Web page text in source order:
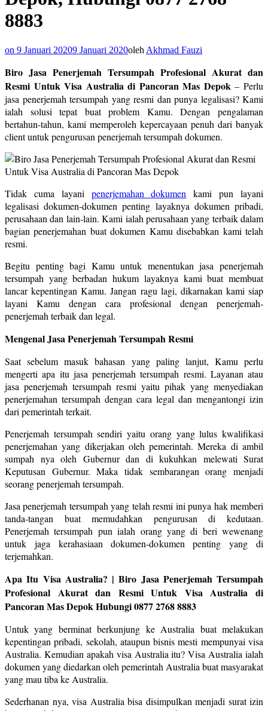
8883
on 9 Januari 20209 Januari 2020oleh Akhmad Fauzi
Biro Jasa Penerjemah Tersumpah Profesional Akurat dan
Resmi Untuk Visa Australia di Pancoran Mas Depok – Perlu
jasa penerjemah tersumpah yang resmi dan punya legalisasi? Kami
ialah solusi tepat buat problem Kamu. Dengan pengalaman
bertahun-tahun, kami memperoleh kepercayaan penuh dari banyak
client untuk pengurusan penerjemah tersumpah dokumen.
Tidak cuma layani penerjemahan dokumen kami pun layani
legalisasi dokumen-dokumen penting layaknya dokumen pribadi,
perusahaan dan lain-lain. Kami ialah perusahaan yang terbaik dalam
bagian penerjemahan buat dokumen Kamu disebabkan kami telah
resmi.
Begitu penting bagi Kamu untuk menentukan jasa penerjemah
tersumpah yang berbadan hukum layaknya kami buat membuat
lancar kepentingan Kamu. Jangan ragu lagi, dikarnakan kami siap
layani Kamu dengan cara profesional dengan penerjemah-
penerjemah terbaik dan legal.
Mengenal Jasa Penerjemah Tersumpah Resmi
Saat sebelum masuk bahasan yang paling lanjut, Kamu perlu
mengerti apa itu jasa penerjemah tersumpah resmi. Layanan atau
jasa penerjemah tersumpah resmi yaitu pihak yang menyediakan
penerjemahan tersumpah dengan cara legal dan mengantongi izin
dari pemerintah terkait.
Penerjemah tersumpah sendiri yaitu orang yang lulus kwalifikasi
penerjemahan yang dikerjakan oleh pemerintah. Mereka di ambil
sumpah nya oleh Gubernur dan di kukuhkan melewati Surat
Keputusan Gubernur. Maka tidak sembarangan orang menjadi
seorang penerjemah tersumpah.
Jasa penerjemah tersumpah yang telah resmi ini punya hak memberi
tanda-tangan buat memudahkan pengurusan di kedutaan.
Penerjemah tersumpah pun ialah orang yang di beri wewenang
untuk jaga kerahasiaan dokumen-dokumen penting yang di
terjemahkan.
Apa Itu Visa Australia? | Biro Jasa Penerjemah Tersumpah
Profesional Akurat dan Resmi Untuk Visa Australia di
Pancoran Mas Depok Hubungi 0877 2768 8883
Untuk yang berminat berkunjung ke Australia buat melakukan
kepentingan pribadi, sekolah, ataupun bisnis mesti mempunyai visa
Australia. Kemudian apakah visa Australia itu? Visa Australia ialah
dokumen yang diedarkan oleh pemerintah Australia buat masyarakat
yang mau tiba ke Australia.
Sederhanan nya, visa Australia bisa disimpulkan menjadi surat izin